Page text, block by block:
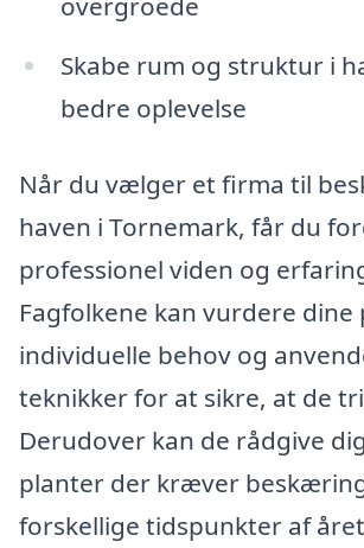
Skabe rum og struktur i
bedre oplevelse
Når du vælger et firma til
haven i Tornemark, får du
professionel viden og
Fagfolkene kan vurdere dine
individuelle behov og
teknikker for at sikre, at de
Derudover kan de rådgive
planter der kræver
forskellige tidspunkter af